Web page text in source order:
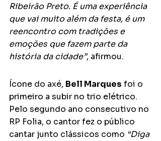
Ribeirão Preto. É uma experiência
que vai muito além da festa, é um
reencontro com tradições e
emoções que fazem parte da
história da cidade”, afirmou.
Ícone do axé, Bell Marques foi o
primeiro a subir no trio elétrico.
Pelo segundo ano consecutivo no
RP Folia, o cantor fez o público
cantar junto clássicos como “Diga